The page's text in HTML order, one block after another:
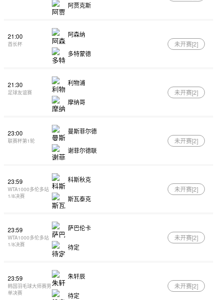
阿贾克斯
21:00
酋长杯
阿森纳
多特蒙德
未开赛[2]
21:30
足球友谊赛
利物浦
摩纳哥
未开赛[2]
23:00
联赛杯第1轮
曼斯菲尔德
谢菲尔德联
未开赛[2]
23:59
WTA1000多伦多站
1/8决赛
科斯秋克
斯瓦泰克
未开赛[2]
23:59
WTA1000多伦多站
1/8决赛
萨巴伦卡
待定
未开赛[2]
23:59
韩国羽毛球大师赛男
单决赛
朱轩辰
待定
未开赛[2]